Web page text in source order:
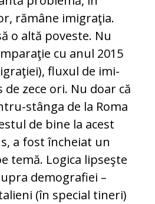
rămâne imigraţia.
o al­tă poveste. Nu
cu anul 2015
fluxul de imi­
zece ori. Nu doar că
stânga de la Roma
de bine la acest
a fost încheiat un
te­mă. Logica lipseşte
de­mografiei –
(în special tineri)